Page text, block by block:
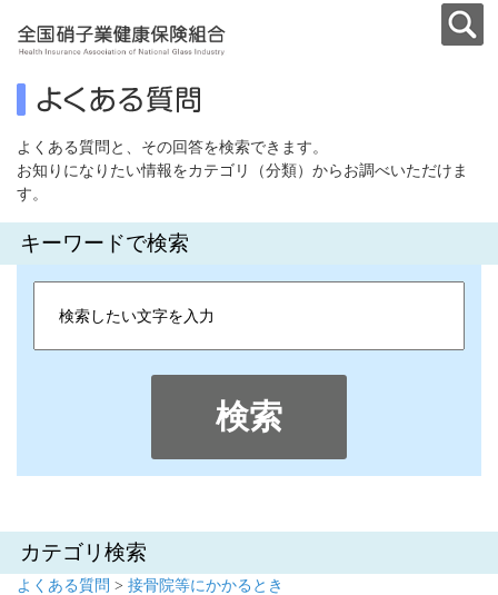
よくある質問と、その回答を検索できます。
お知りになりたい情報をカテゴリ（分類）からお調べいただけま
す。
キーワードで検索
検索
カテゴリ検索
よくある質問 > 接骨院等にかかるとき